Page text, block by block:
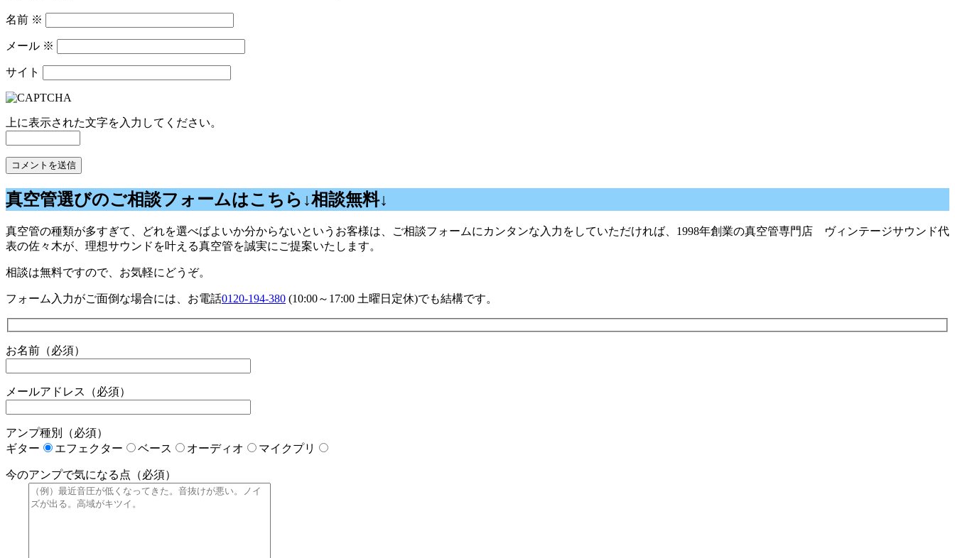
名前 ※
メール ※
サイト
上に表示された文字を入力してください。
真空管選びのご相談フォームはこちら↓相談無料↓
真空管の種類が多すぎて、どれを選べばよいか分からないというお客様は、ご相談フォームにカンタンな入力をしていただければ、1998年創業の真空管専門店 ヴィンテージサウンド代
表の佐々木が、理想サウンドを叶える真空管を誠実にご提案いたします。
相談は無料ですので、お気軽にどうぞ。
フォーム入力がご面倒な場合には、お電話0120-194-380 (10:00～17:00 土曜日定休)でも結構です。
お名前（必須）
メールアドレス（必須）
アンプ種別（必須）
ギター
エフェクター ベース オーディオ マイクプリ
今のアンプで気になる点（必須）